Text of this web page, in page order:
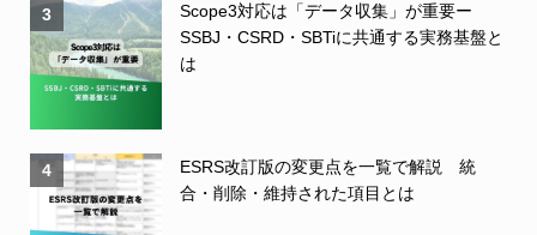
3
Scope3対応は「データ収集」が重要ー
SSBJ・CSRD・SBTiに共通する実務基盤と
は
4
ESRS改訂版の変更点を一覧で解説 統
合・削除・維持された項目とは